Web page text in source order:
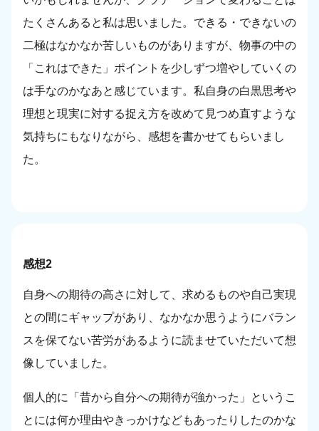
たくさんあると私は思いました。できる・できないの
二極はなかなか苦しいものがありますが、物事の中の
「これはできた」ポイントを少しずつ増やしていくの
は手なのかなあと感じています。私自身の白黒思考や
理想と現実に対する捉え方を改めて見つめ直すような
気持ちにもなりながら、感想を書かせてもらいまし
た。
感想2
自身への期待の高さに対して、求めるものや自己実現
との間にギャップがあり、なかなか思うようにバラン
スを保てない苦労があるように読ませていただいて想
像していました。
個人的に「昔から自分への期待が強かった」というこ
とには何か理由やきっかけなどもあったりしたのかな